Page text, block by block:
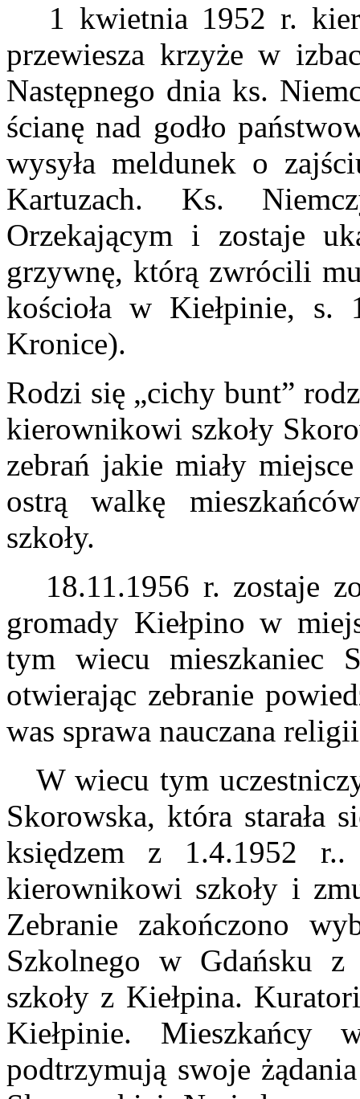
1 kwietnia 1952 r.
przewiesza krzyże w
Następnego dnia ks.
ścianę nad godło
wysyła meldunek o
Kartuzach. Ks.
Orzekającym i zostaje
grzywnę, którą zwrócili
kościoła w Kiełpinie,
Kronice).
Rodzi się „cichy bunt”
kierownikowi szkoły
zebrań jakie miały
ostrą walkę
szkoły.
18.11.1956 r. zostaje
gromady Kiełpino w
tym wiecu mieszkaniec
otwierając zebranie
was sprawa nauczana
W wiecu tym
Skorowska, która starała
księdzem z 1.4.1952
kierownikowi szkoły i
Zebranie zakończono
Szkolnego w Gdańsku z
szkoły z Kiełpina.
Kiełpinie.
podtrzymują swoje